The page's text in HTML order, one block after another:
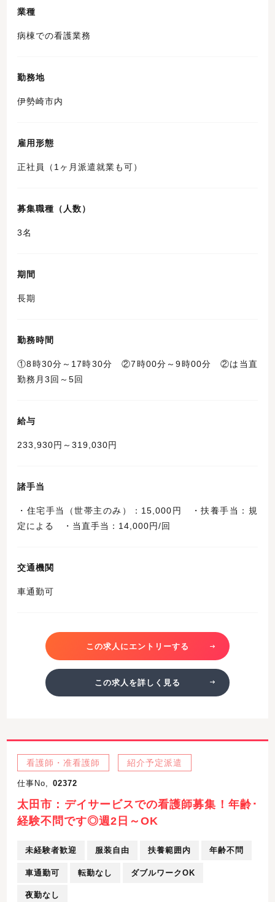
業種
病棟での看護業務
勤務地
伊勢崎市内
雇用形態
正社員（1ヶ月派遣就業も可）
募集職種（人数）
3名
期間
長期
勤務時間
①8時30分～17時30分 ②7時00分～9時00分 ②は当直
勤務月3回～5回
給与
233,930円～319,030円
諸手当
・住宅手当（世帯主のみ）：15,000円 ・扶養手当：規
定による ・当直手当：14,000円/回
交通機関
車通勤可
この求人にエントリーする
この求人を詳しく見る
看護師・准看護師 紹介予定派遣
仕事No, 02372
太田市：デイサービスでの看護師募集！年齢･
経験不問です◎週2日～OK
未経験者歓迎 服装自由 扶養範囲内 年齢不問
車通勤可 転勤なし ダブルワークOK
夜勤なし